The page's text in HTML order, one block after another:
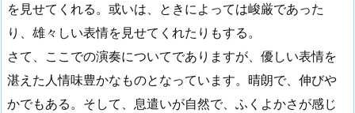
を見せてくれる。或いは、ときによっては峻厳であった
り、雄々しい表情を見せてくれたりもする。
さて、ここでの演奏についてでありますが、優しい表情を
湛えた人情味豊かなものとなっています。晴朗で、伸びや
かでもある。そして、息遣いが自然で、ふくよかさが感じ